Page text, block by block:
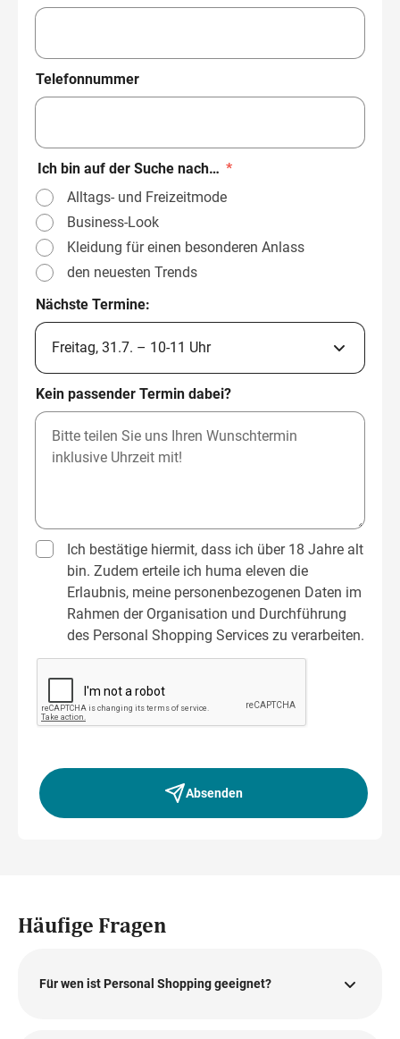
Telefonnummer
Ich bin auf der Suche nach… *
Alltags- und Freizeitmode
Business-Look
Kleidung für einen besonderen Anlass
den neuesten Trends
Nächste Termine:
Kein passender Termin dabei?
Ich bestätige hiermit, dass ich über 18 Jahre alt
bin. Zudem erteile ich huma eleven die
Erlaubnis, meine personenbezogenen Daten im
Rahmen der Organisation und Durchführung
des Personal Shopping Services zu verarbeiten.
Absenden
Häufige Fragen
Für wen ist Personal Shopping geeignet?